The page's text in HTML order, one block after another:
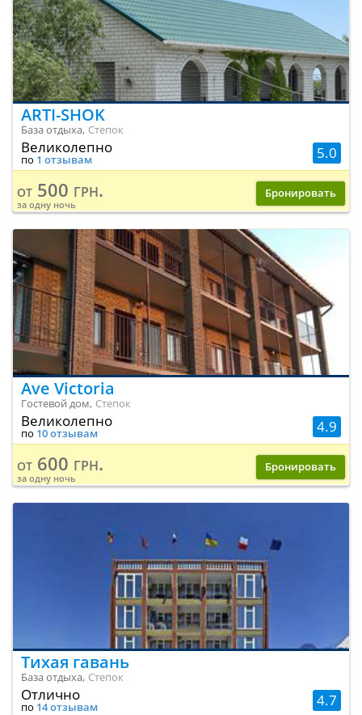
ARTI-SHOK
База отдыха, Степок
5.0
Великолепно
по 1 отзывам
от 500 грн.
за одну ночь
Бронировать
Ave Victoria
Гостевой дом, Степок
4.9
Великолепно
по 10 отзывам
от 600 грн.
за одну ночь
Бронировать
Тихая гавань
База отдыха, Степок
4.7
Отлично
по 14 отзывам